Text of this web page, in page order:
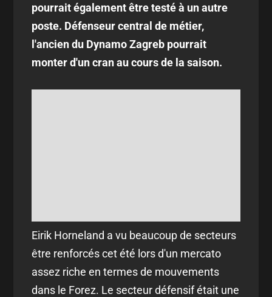
pourrait également être testé à un autre
poste. Défenseur central de métier,
l'ancien du Dynamo Zagreb pourrait
monter d'un cran au cours de la saison.
Eirik Horneland a vu beaucoup de secteurs
être renforcés cet été lors d'un mercato
assez riche en termes de mouvements
dans le Forez. Le secteur défensif était une